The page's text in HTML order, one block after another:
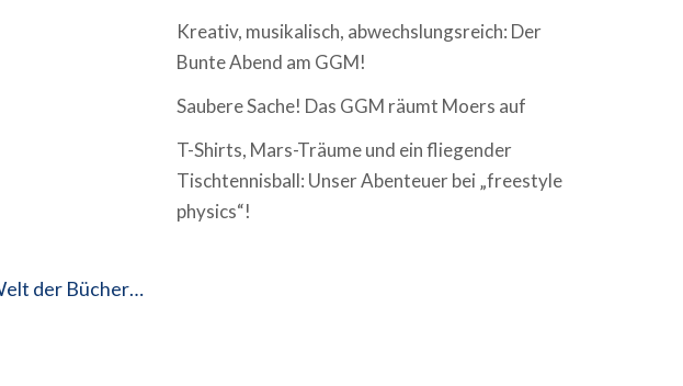
der Bücher…
Kreativ, musikalisch, abwechslungsreich: Der
Bunte Abend am GGM!
Saubere Sache! Das GGM räumt Moers auf
T-Shirts, Mars-Träume und ein fliegender
Tischtennisball: Unser Abenteuer bei „freestyle
physics“!